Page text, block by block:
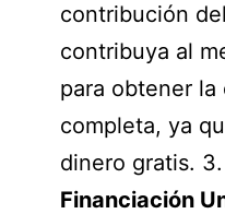
contribución
contribuya al
para obtener
completa, ya
dinero gratis. 3.
Financiación